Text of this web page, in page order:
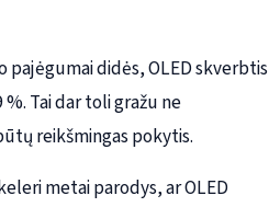
pajėgumai didės, OLED skverbtis
Tai dar toli gražu ne
reikšmingas pokytis.
metai parodys, ar OLED